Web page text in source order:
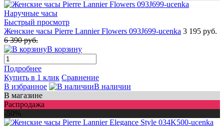
Быстрый просмотр
Женские часы Pierre Lannier Flowers 093J699-ucenka 3 195 руб.
6 390 руб.
В корзину
Подробнее
Купить в 1 клик Сравнение
В избранное
В наличии
В магазине
Распродажа
-50%